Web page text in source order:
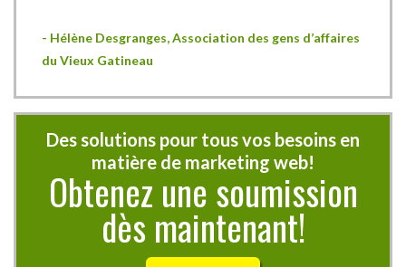
- Hélène Desgranges, Association des gens d’affaires
du Vieux Gatineau
Des solutions pour tous vos besoins en
matière de marketing web!
Obtenez une soumission
dès maintenant!